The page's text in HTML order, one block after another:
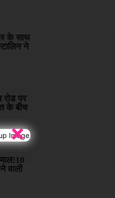
×
के साथ
ने
रोड पर
के बीच
वाली